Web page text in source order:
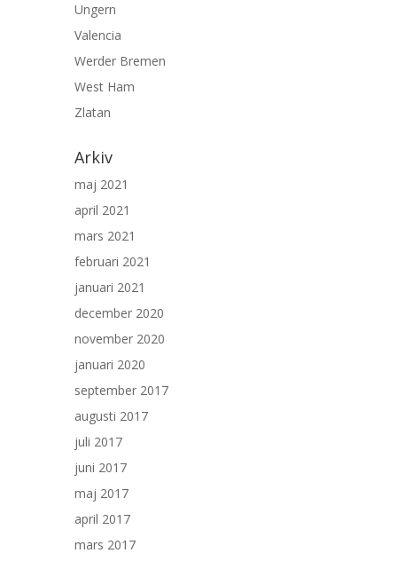
Ungern
Valencia
Werder Bremen
West Ham
Zlatan
Arkiv
maj 2021
april 2021
mars 2021
februari 2021
januari 2021
december 2020
november 2020
januari 2020
september 2017
augusti 2017
juli 2017
juni 2017
maj 2017
april 2017
mars 2017